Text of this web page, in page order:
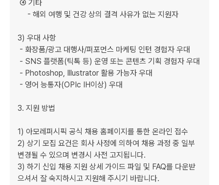
3) 우대 사항
3. 지원 방법
1) 아모레퍼시픽 공식 채용 홈페이지를 통한 온라인 접수
2) 상기 모집 요건은 회사 사정에 의하여 채용 과정 중 일부
변경될 수 있으며 변경시 사전 고지됩니다.
3) 하기 신입 채용 지원 상세 가이드 파일 및 FAQ를 다운받
으셔서 잘 숙지하시고 지원해 주시기 바랍니다.